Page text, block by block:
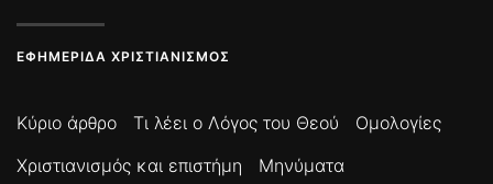
ΕΦΗΜΕΡΊΔΑ ΧΡΙΣΤΙΑΝΙΣΜΌΣ
Κύριο άρθρο Τι λέει ο Λόγος του Θεού
Ομολογίες
Χριστιανισμός και επιστήμη
Μηνύματα